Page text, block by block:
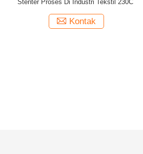
Stenter Proses Di Industri Tekstil 230C
Kontak